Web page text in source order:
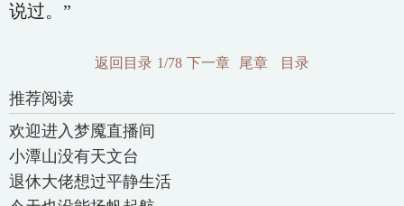
说过。”
返回目录 1/78 下一章 尾章 目录
推荐阅读
欢迎进入梦魇直播间
小潭山没有天文台
退休大佬想过平静生活